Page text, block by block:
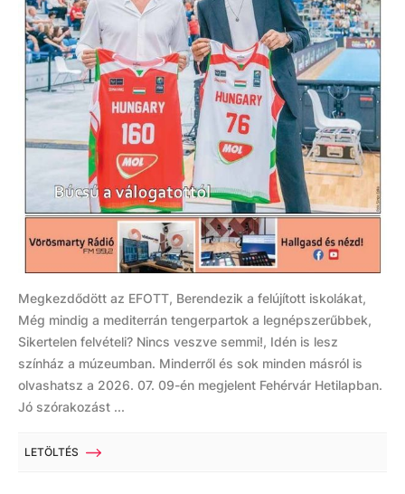
Megkezdődött az EFOTT, Berendezik a felújított iskolákat,
Még mindig a mediterrán tengerpartok a legnépszerűbbek,
Sikertelen felvételi? Nincs veszve semmi!, Idén is lesz
színház a múzeumban. Minderről és sok minden másról is
olvashatsz a 2026. 07. 09-én megjelent Fehérvár Hetilapban.
Jó szórakozást ...
LETÖLTÉS